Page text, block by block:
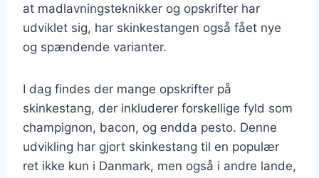
at madlavningsteknikker og opskrifter har
udviklet sig, har skinkestangen også fået nye
og spændende varianter.
I dag findes der mange opskrifter på
skinkestang, der inkluderer forskellige fyld som
champignon, bacon, og endda pesto. Denne
udvikling har gjort skinkestang til en populær
ret ikke kun i Danmark, men også i andre lande,